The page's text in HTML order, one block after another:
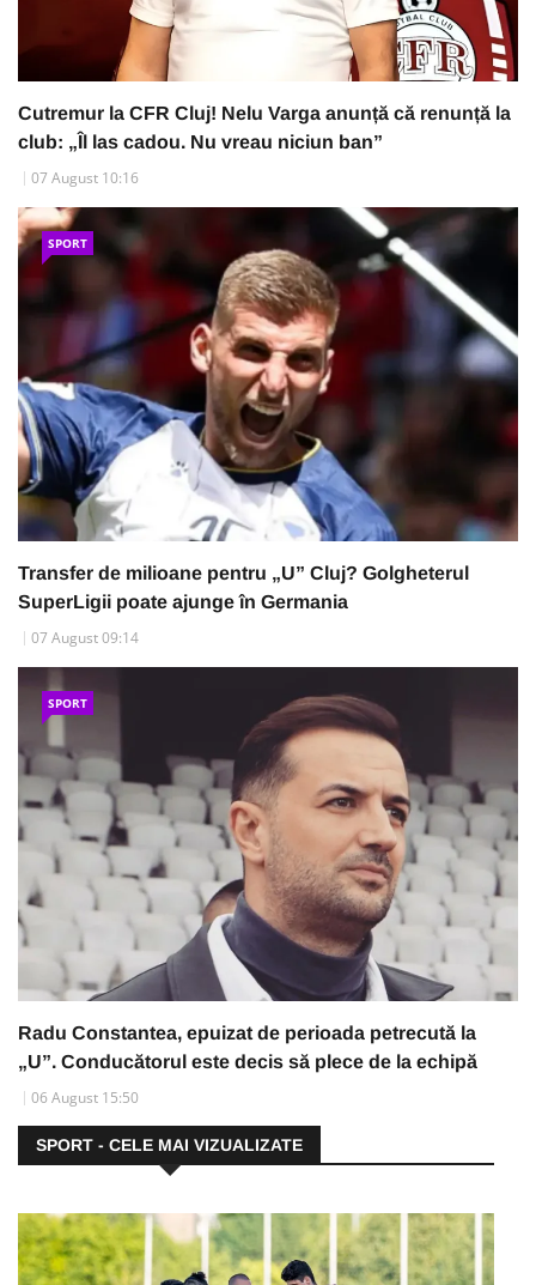
Cutremur la CFR Cluj! Nelu Varga anunță că renunță la
club: „Îl las cadou. Nu vreau niciun ban”
07 August 10:16
SPORT
Transfer de milioane pentru „U” Cluj? Golgheterul
SuperLigii poate ajunge în Germania
07 August 09:14
SPORT
Radu Constantea, epuizat de perioada petrecută la
„U”. Conducătorul este decis să plece de la echipă
06 August 15:50
SPORT - CELE MAI VIZUALIZATE